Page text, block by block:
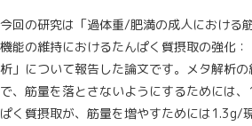
今回の研究は「過体重/肥満の成人における
機能の維持におけるたんぱく質摂取の強化
析」について報告した論文です。メタ解析
で、筋量を落とさないようにするためには
ぱく質摂取が、筋量を増やすためには1.3g/